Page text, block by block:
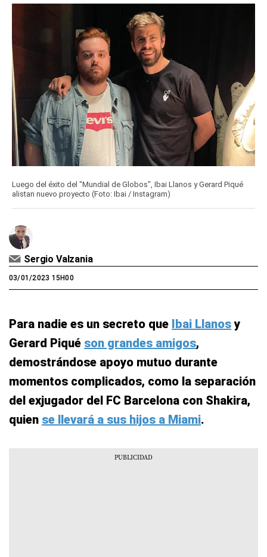
Luego del éxito del "Mundial de Globos", Ibai Llanos y Gerard Piqué
alistan nuevo proyecto (Foto: Ibai / Instagram)
Sergio Valzania
03/01/2023 15H00
Para nadie es un secreto que Ibai Llanosy
Gerard Piqué son grandes amigos,
demostrándose apoyo mutuo durante
momentos complicados, como la separación
del exjugador del FC Barcelona con Shakira,
quien se llevará a sus hijos a Miami.